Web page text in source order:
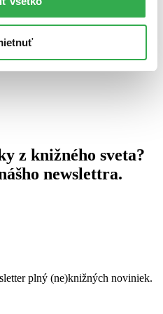
z knižného sveta?
newslettra.
plný (ne)knižných noviniek.